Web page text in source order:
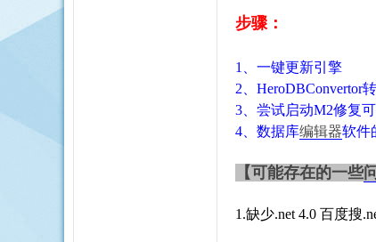
步骤：
1、 一键更新引擎
2、 HeroDBConvertor
3、 尝试启动M2修复
4、 数据库编辑器软件
【可能存在的一些
1.缺少.net 4.0 百度搜